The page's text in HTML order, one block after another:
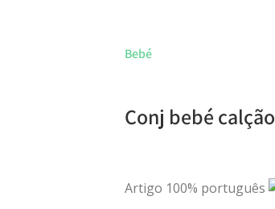
Bebé
Conj bebé calção
Artigo 100% português